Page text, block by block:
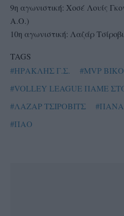
9η αγωνιστική: Χοσέ Λουίς
Α.Ο.)
10η αγωνιστική: Λαζάρ
TAGS
#ΗΡΑΚΛΗΣ Γ.Σ.
#MVP
#VOLLEY LEAGUE ΠΑΜΕ
#ΛΑΖΑΡ ΤΣΙΡΟΒΙΤΣ
#ΠΑΟ